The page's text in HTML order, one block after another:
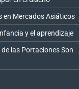
en Mercados Asiáticos
y el aprendizaje
las Portaciones Son